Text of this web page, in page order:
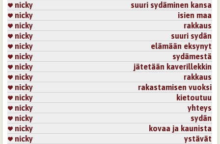
nicky
suuri sydäminen kansa
nicky
isien maa
nicky
rakkaus
nicky
suuri sydän
nicky
elämään eksynyt
nicky
sydämestä
nicky
jätetään kaverillekkin
nicky
rakkaus
nicky
rakastamisen vuoksi
nicky
kietoutuu
nicky
yhteys
nicky
sydän
nicky
kovaa ja kaunista
nicky
ystävät